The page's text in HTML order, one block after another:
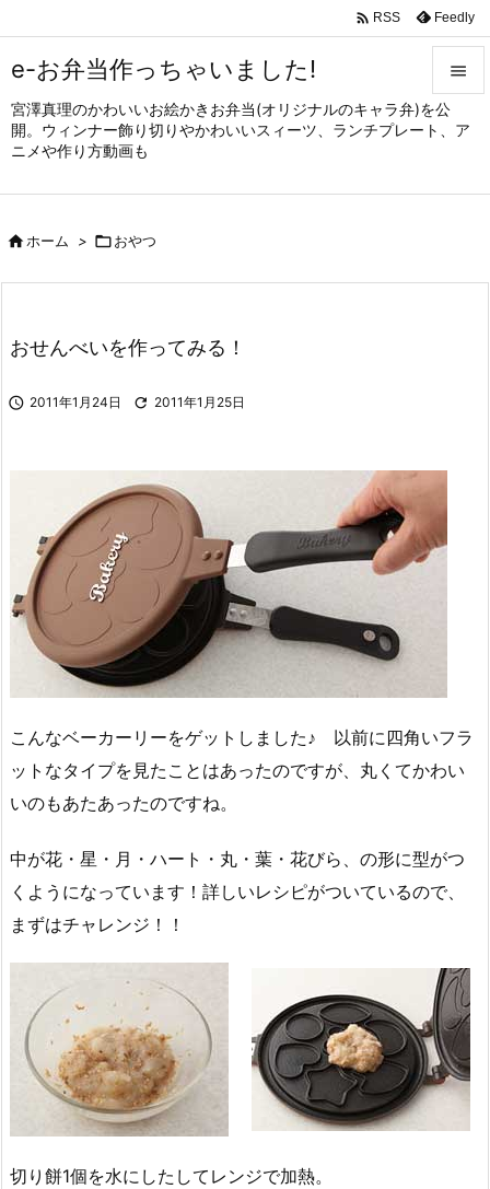
e-お弁当作っちゃいました!
宮澤真理のかわいいお絵かきお弁当(オリジナルのキャラ弁)を公
開。ウィンナー飾り切りやかわいいスィーツ、ランチプレート、ア
ニメや作り方動画も


メニュ
サイド

 RSS Feedly
ホーム > おやつ
おせんべいを作ってみる！
 2011年1月24日  2011年1月25日
こんなベーカーリーをゲットしました♪ 以前に四角いフラ
ットなタイプを見たことはあったのですが、丸くてかわい
いのもあたあったのですね。
中が花・星・月・ハート・丸・葉・花びら、の形に型がつ
くようになっています！詳しいレシピがついているので、
まずはチャレンジ！！
切り餅1個を水にしたしてレンジで加熱。